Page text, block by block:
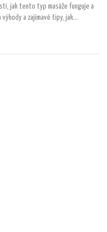
jak tento typ masáže funguje a
a zajímavé tipy, jak